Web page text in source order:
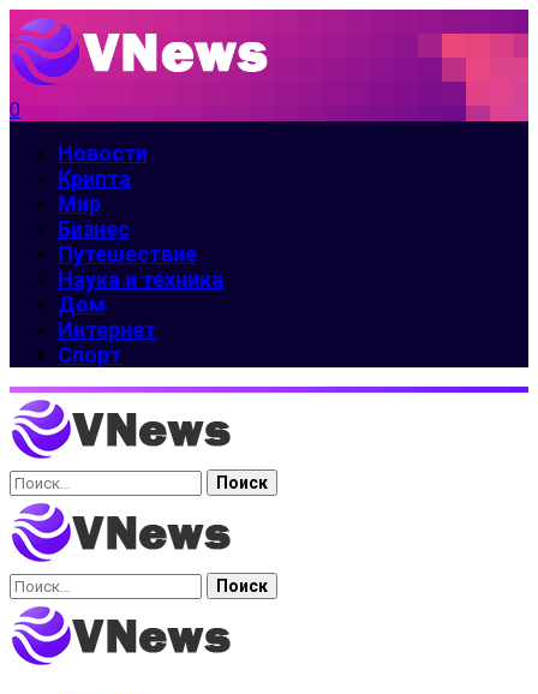
0
Новости
Крипта
Мир
Бизнес
Путешествие
Наука и техника
Дом
Интернет
Спорт
Найти:
Найти: